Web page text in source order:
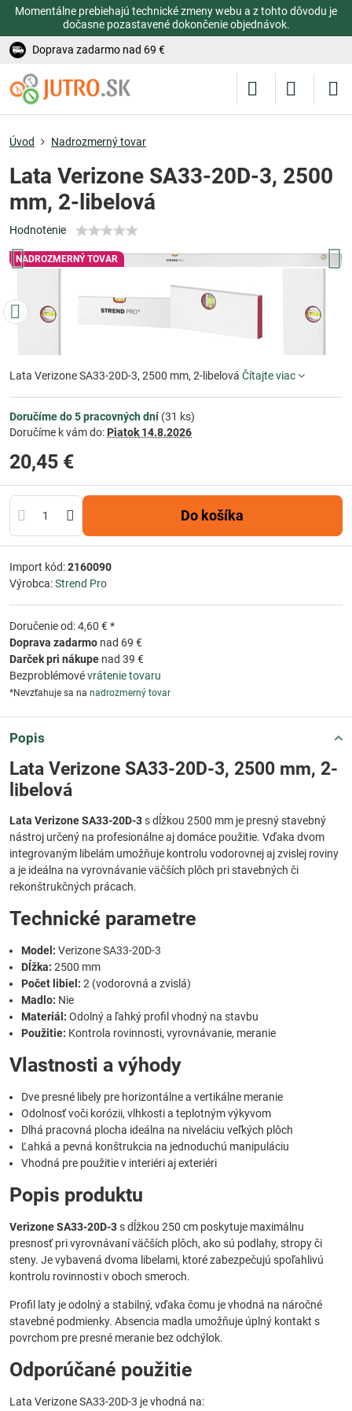
Momentálne prebiehajú technické zmeny webu a z tohto dôvodu je
dočasne pozastavené dokončenie objednávok.
Doprava zadarmo nad 69 €
NADROZMERNÝ TOVAR
Úvod Nadrozmerný tovar
Lata Verizone SA33-20D-3, 2500
mm, 2-libelová
Hodnotenie
Lata Verizone SA33-20D-3, 2500 mm, 2-libelová Čítajte viac
Doručíme do 5 pracovných dní(31 ks)
Doručíme k vám do: Piatok14.8.2026
20,45 €
Do košíka
Import kód:2160090
Výrobca:Strend Pro
Doručenie od: 4,60 € *
Doprava zadarmo nad 69 €
Darček pri nákupe nad 39 €
Bezproblémovévrátenie tovaru
*Nevzťahuje sa na nadrozmerný tovar
Popis
Lata Verizone SA33-20D-3, 2500 mm, 2-
libelová
Lata Verizone SA33-20D-3s dĺžkou 2500 mm je presný stavebný
nástroj určený na profesionálne aj domáce použitie. Vďaka dvom
integrovaným libelám umožňuje kontrolu vodorovnej aj zvislej roviny
a je ideálna na vyrovnávanie väčších plôch pri stavebných či
rekonštrukčných prácach.
Technické parametre
Model: Verizone SA33-20D-3
Dĺžka: 2500 mm
Počet libiel: 2 (vodorovná a zvislá)
Madlo: Nie
Materiál: Odolný a ľahký profil vhodný na stavbu
Použitie: Kontrola rovinnosti, vyrovnávanie, meranie
Vlastnosti a výhody
Dve presné libely pre horizontálne a vertikálne meranie
Odolnosť voči korózii, vlhkosti a teplotným výkyvom
Dlhá pracovná plocha ideálna na niveláciu veľkých plôch
Ľahká a pevná konštrukcia na jednoduchú manipuláciu
Vhodná pre použitie v interiéri aj exteriéri
Popis produktu
Verizone SA33-20D-3s dĺžkou 250 cm poskytuje maximálnu
presnosť pri vyrovnávaní väčších plôch, ako sú podlahy, stropy či
steny. Je vybavená dvoma libelami, ktoré zabezpečujú spoľahlivú
kontrolu rovinnosti v oboch smeroch.
Profil laty je odolný a stabilný, vďaka čomu je vhodná na náročné
stavebné podmienky. Absencia madla umožňuje úplný kontakt s
povrchom pre presné meranie bez odchýlok.
Odporúčané použitie
Lata Verizone SA33-20D-3 je vhodná na: